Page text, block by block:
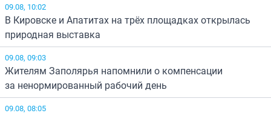
09.08, 10:02
В Кировске и Апатитах на трёх площадках открылась
природная выставка
09.08, 09:03
Жителям Заполярья напомнили о компенсации
за ненормированный рабочий день
09.08, 08:05